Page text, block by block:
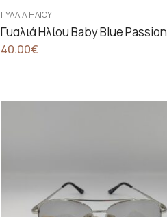
ΓΥΑΛΙΆ ΗΛΊΟΥ
Γυαλιά Ηλίου Baby Blue Passion
40.00€